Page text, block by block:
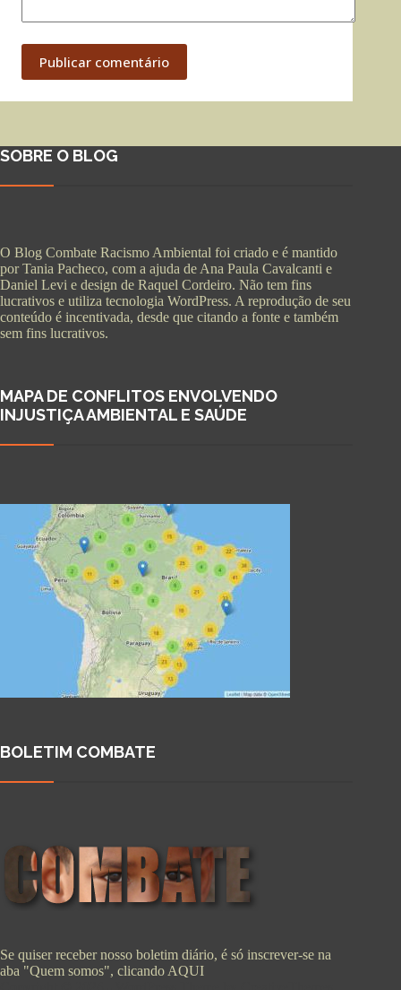
Publicar comentário
SOBRE O BLOG
O Blog Combate Racismo Ambiental foi criado e é mantido
por Tania Pacheco, com a ajuda de Ana Paula Cavalcanti e
Daniel Levi e design de Raquel Cordeiro. Não tem fins
lucrativos e utiliza tecnologia WordPress. A reprodução de seu
conteúdo é incentivada, desde que citando a fonte e também
sem fins lucrativos.
MAPA DE CONFLITOS ENVOLVENDO
INJUSTIÇA AMBIENTAL E SAÚDE
BOLETIM COMBATE
Se quiser receber nosso boletim diário, é só inscrever-se na
aba "Quem somos", clicando AQUI